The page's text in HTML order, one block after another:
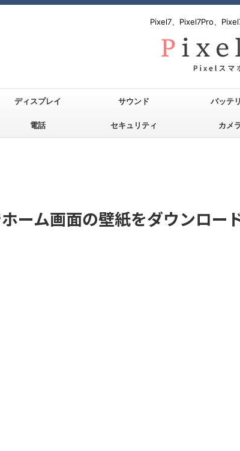
Pixel7、Pixel7Pro、
ディスプレイ サウンド バッテ
電話 セキュリティ カメ
ーム画面の壁紙をダウンロー